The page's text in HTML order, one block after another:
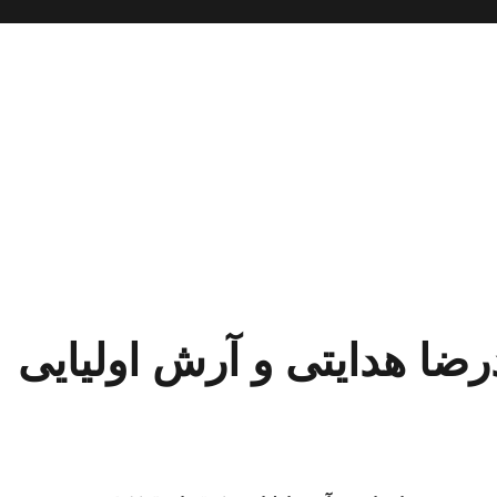
هدایتی و آرش اولیایی